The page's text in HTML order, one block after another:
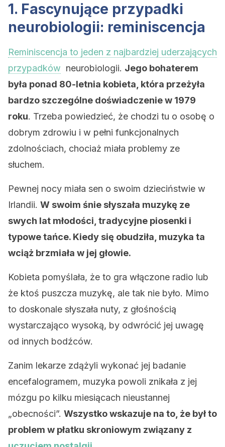
1. Fascynujące przypadki
neurobiologii: reminiscencja
Reminiscencja to jeden z najbardziej uderzających
przypadków neurobiologii. Jego bohaterem
była ponad 80-letnia kobieta, która przeżyła
bardzo szczególne doświadczenie w 1979
roku. Trzeba powiedzieć, że chodzi tu o osobę o
dobrym zdrowiu i w pełni funkcjonalnych
zdolnościach, chociaż miała problemy ze
słuchem.
Pewnej nocy miała sen o swoim dzieciństwie w
Irlandii. W swoim śnie słyszała muzykę ze
swych lat młodości, tradycyjne piosenki i
typowe tańce. Kiedy się obudziła, muzyka ta
wciąż brzmiała w jej głowie.
Kobieta pomyślała, że to gra włączone radio lub
że ktoś puszcza muzykę, ale tak nie było. Mimo
to doskonale słyszała nuty, z głośnością
wystarczająco wysoką, by odwrócić jej uwagę
od innych bodźców.
Zanim lekarze zdążyli wykonać jej badanie
encefalogramem, muzyka powoli znikała z jej
mózgu po kilku miesiącach nieustannej
„obecności”. Wszystko wskazuje na to, że był to
problem w płatku skroniowym związany z